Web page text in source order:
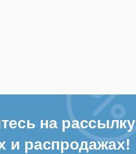
на рассылку
и распродажах!